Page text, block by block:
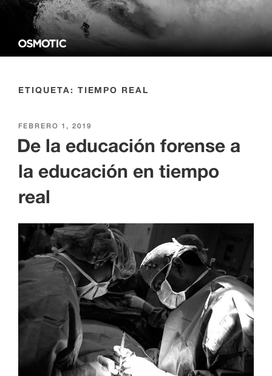
OSMOTIC NETWORK LEARNING
ETIQUETA: TIEMPO REAL
PUBLICADO
FEBRERO 1, 2019
De la educación forense a
la educación en tiempo
real